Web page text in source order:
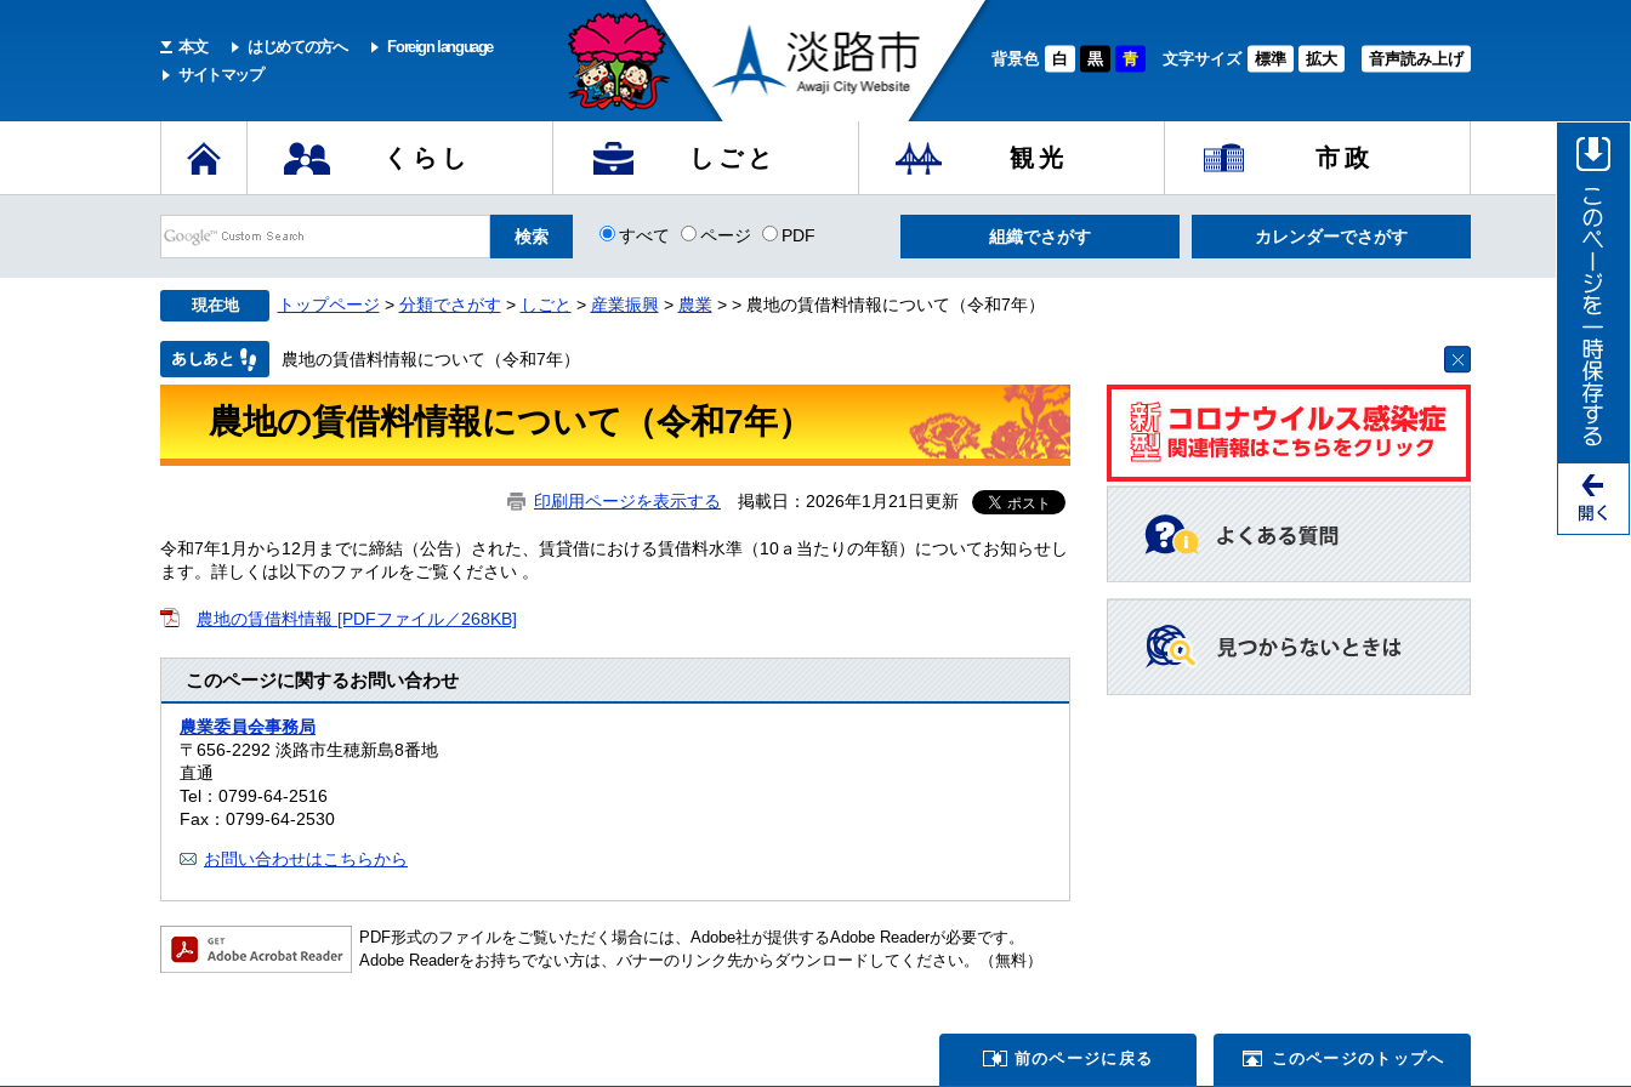
本文 はじめての方へ
Foreign language
サイトマップ
背景色 白 黒 青 文字サイズ 標準 拡大 音声読み上げ
くらし しごと 観光 市政
すべて ページ PDF 組織でさがす カレンダーでさがす
現在地 トップページ > 分類でさがす > しごと > 産業振興> 農業> > 農地の賃借料情報について（令和7年）
農地の賃借料情報について（令和7年）
農地の賃借料情報について（令和7年）
印刷用ページを表示する 掲載日：2026年1月21日更新
令和7年1月から12月までに締結（公告）された、賃貸借における賃借料水準（10ａ当たりの年額​）についてお知らせし
ます。詳しくは以下のファイルをご覧ください 。
農地の賃借料情報 [PDFファイル／268KB]
このページに関するお問い合わせ
農業委員会事務局
〒656-2292 淡路市生穂新島8番地
直通
Tel：0799-64-2516
Fax：0799-64-2530
お問い合わせはこちらから
PDF形式のファイルをご覧いただく場合には、Adobe社が提供するAdobe Readerが必要です。
Adobe Readerをお持ちでない方は、バナーのリンク先からダウンロードしてください。（無料）
前のページに戻る このページのトップへ